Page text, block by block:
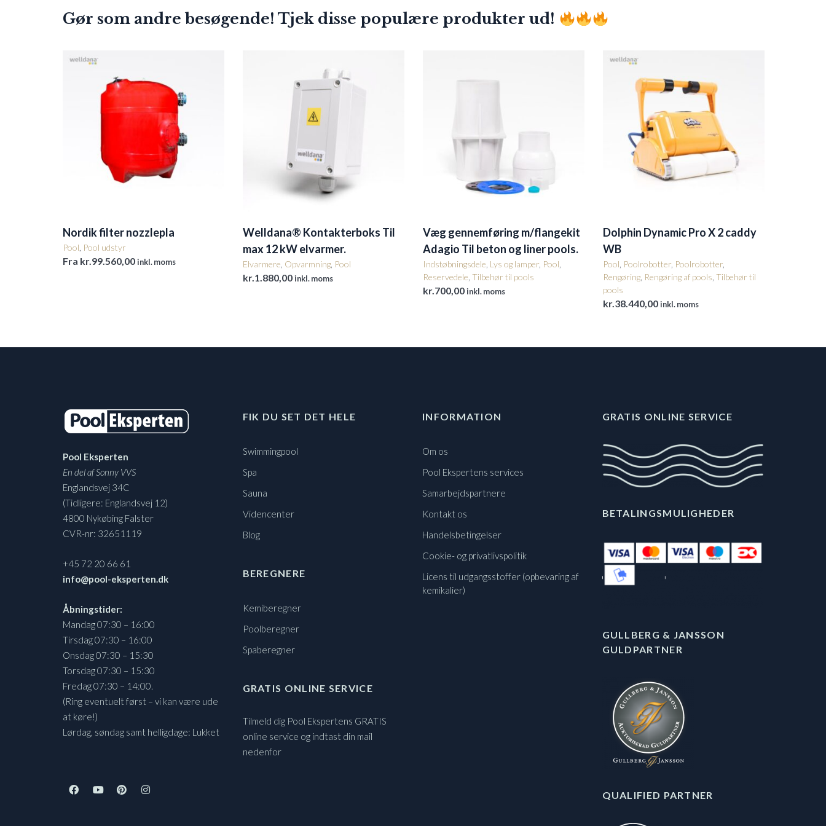
Gør som andre besøgende! Tjek disse populære produkter ud!
Nordik filter nozzlepla
Pool Pool udstyr
Fra kr.99.560,00inkl. moms
Welldana® Kontakterboks Til
max 12 kW elvarmer.
Elvarmere Opvarmning Pool
kr.1.880,00inkl. moms
Væg gennemføring m/flangekit
Adagio Til beton og liner pools.
Indstøbningsdele Lys og lamper Pool
Reservedele Tilbehør til pools
kr.700,00inkl. moms
Dolphin Dynamic Pro X 2 caddy
WB
Pool Poolrobotter Poolrobotter
Rengøring Rengøring af pools Tilbehør til
pools
kr.38.440,00inkl. moms
Pool Eksperten
En del af Sonny VVS
Englandsvej 34C
(Tidligere: Englandsvej 12)
4800 Nykøbing Falster
CVR-nr: 32651119
+45 72 20 66 61
info@pool-eksperten.dk
Åbningstider:
Mandag 07:30 – 16:00
Tirsdag 07:30 – 16:00
Onsdag 07:30 – 15:30
Torsdag 07:30 – 15:30
Fredag 07:30 – 14:00.
(Ring eventuelt først – vi kan være ude
at køre!)
Lørdag, søndag samt helligdage: Lukket
FIK DU SET DET HELE
Swimmingpool
Spa
Sauna
Videncenter
Blog
BEREGNERE
Kemiberegner
Poolberegner
Spaberegner
GRATIS ONLINE SERVICE
Tilmeld dig Pool Ekspertens GRATIS
online service og indtast din mail
nedenfor
INFORMATION
Om os
Pool Ekspertens services
Samarbejdspartnere
Kontakt os
Handelsbetingelser
Cookie- og privatlivspolitik
Licens til udgangsstoffer (opbevaring af
kemikalier)
GRATIS ONLINE SERVICE
BETALINGSMULIGHEDER
GULLBERG & JANSSON
GULDPARTNER
QUALIFIED PARTNER